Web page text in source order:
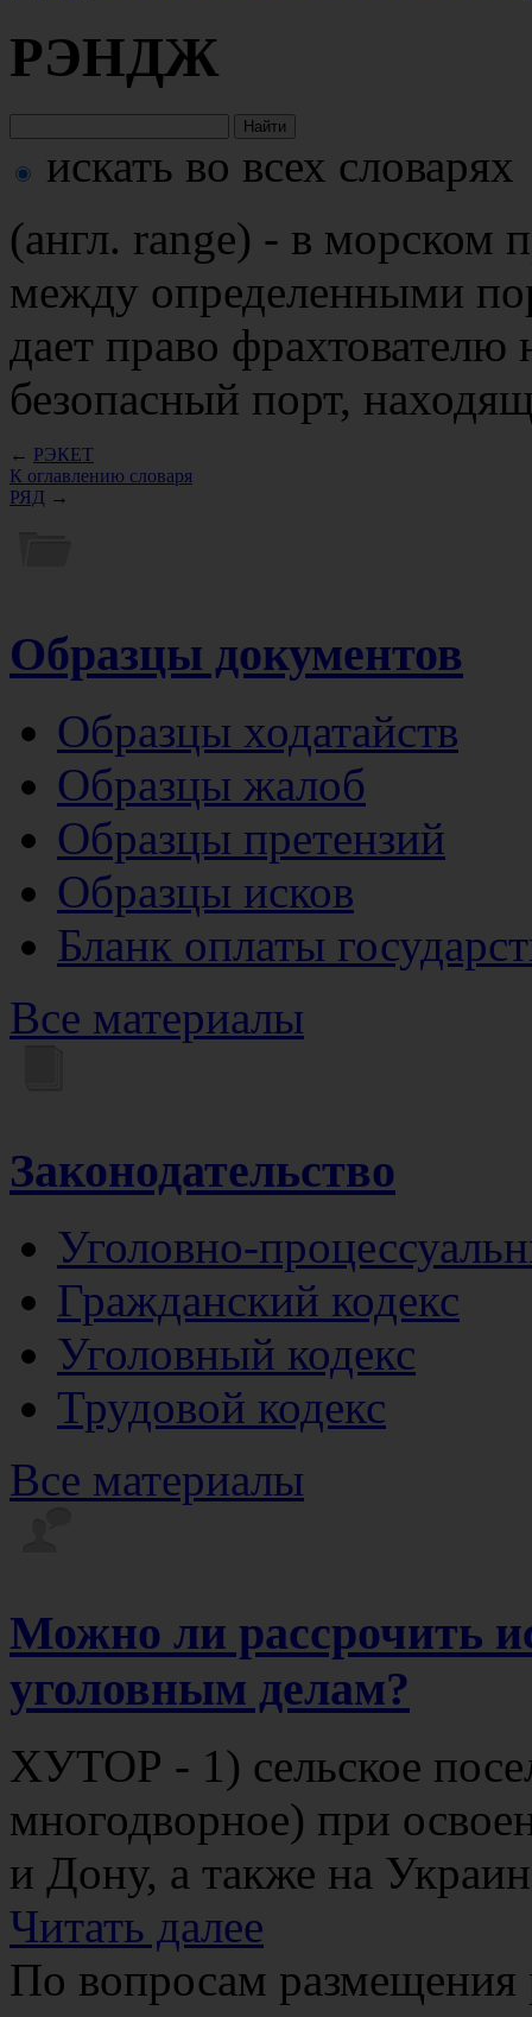
РЭНДЖ
искать во всех словарях
(англ. range) - в морском
между определенными
дает право
безопасный порт,
← РЭКЕТ
К оглавлению словаря
РЯД →
Образцы документов
Образцы ходатайств
Образцы жалоб
Образцы претензий
Образцы исков
Бланк оплаты
Все материалы
Законодательство
Уголовно-
Гражданский кодекс
Уголовный кодекс
Трудовой кодекс
Все материалы
Можно ли рассрочить
уголовным делам?
ХУТОР - 1) сельское
многодворное) при
и Дону, а также на
Читать далее
По вопросам размещения